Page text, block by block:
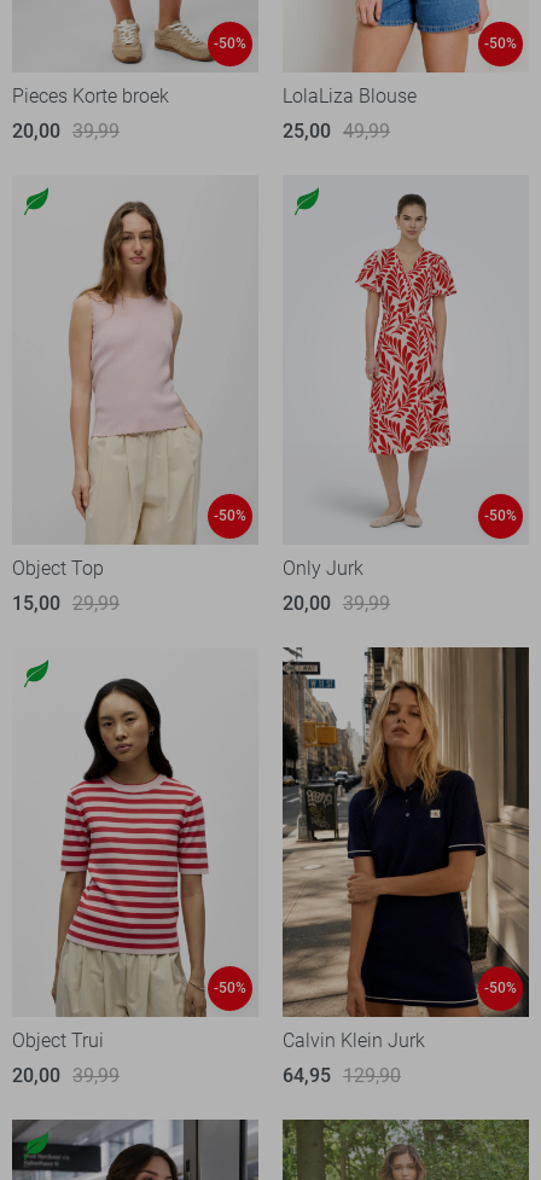
-50%
Pieces Korte broek
20,00 39,99
-50%
LolaLiza Blouse
25,00 49,99
-50%
Object Top
15,00 29,99
-50%
Only Jurk
20,00 39,99
-50%
Object Trui
20,00 39,99
-50%
Calvin Klein Jurk
64,95 129,90